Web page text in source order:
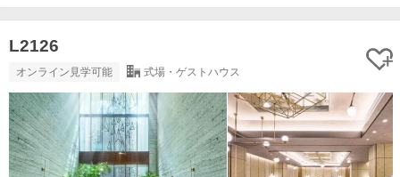
L2126
オンライン見学可能 式場・ゲストハウス